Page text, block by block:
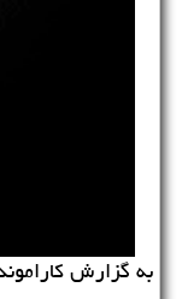
به گزارش